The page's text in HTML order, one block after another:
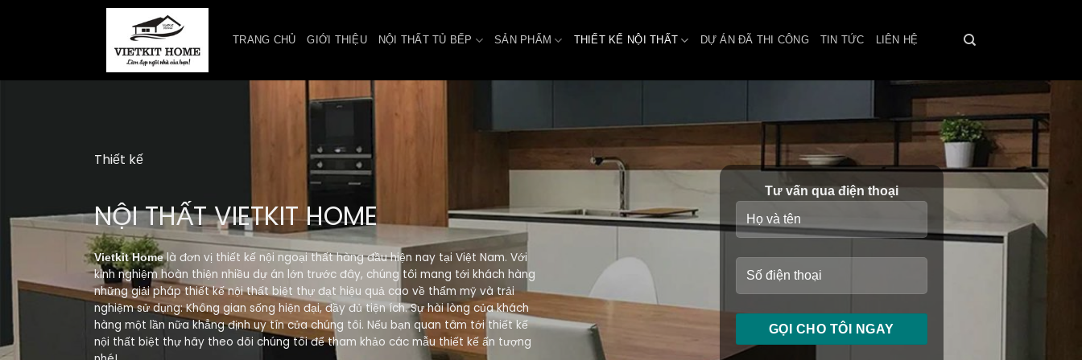
TRANG CHỦ GIỚI THIỆU NỘI THẤT TỦ BẾP SẢN PHẨM THIẾT KẾ NỘI THẤT DỰ ÁN ĐÃ THI CÔNG TIN TỨC LIÊN HỆ
Thiết kế
NỘI THẤT VIETKIT HOME
Vietkit Homelà đơn vị thiết kế nội ngoại thất hàng đầu hiện nay tại Việt Nam. Với
kinh nghiệm hoàn thiện nhiều dự án lớn trước đây, chúng tôi mang tới khách hàng
những giải pháp thiết kế nội thất biệt thự đạt hiệu quả cao về thẩm mỹ và trải
nghiệm sử dụng: Không gian sống hiện đại, đầy đủ tiện ích. Sự hài lòng của khách
hàng một lần nữa khẳng định uy tín của chúng tôi. Nếu bạn quan tâm tới thiết kế
nội thất biệt thự hãy theo dõi chúng tôi để tham khảo các mẫu thiết kế ấn tượng
Tư vấn qua điện thoại